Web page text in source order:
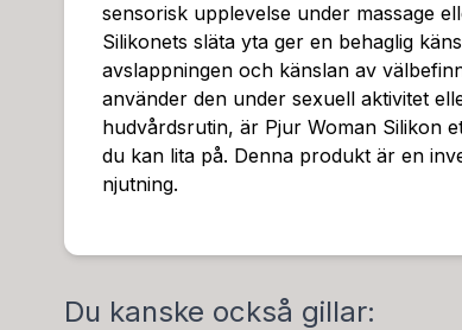
sensorisk upplevelse under massage
Silikonets släta yta ger en behaglig
avslappningen och känslan av
använder den under sexuell aktivitet
hudvårdsrutin, är Pjur Woman Silikon
du kan lita på. Denna produkt är en
njutning.
Du kanske också gillar: